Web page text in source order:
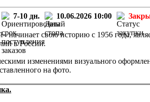
7-10 дн. 10.06.2026 10:00
начинает свою историю с 1956 года,
в России.
изменениями визуального
на фото.